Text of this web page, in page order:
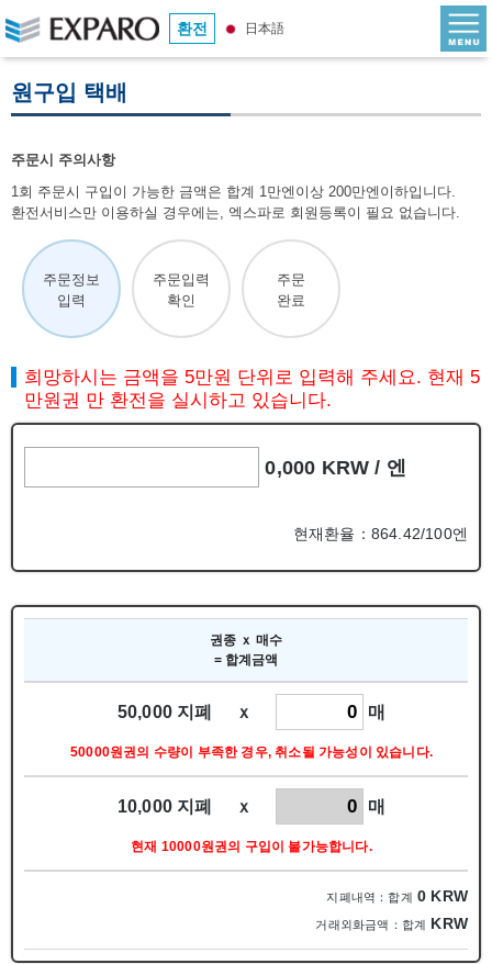
환전 日本語
원구입 택배
주문시 주의사항
1회 주문시 구입이 가능한 금액은 합계 1만엔이상 200만엔이하입니다.
환전서비스만 이용하실 경우에는, 엑스파로 회원등록이 필요 없습니다.
주문정보
입력
주문입력
확인
주문
완료
희망하시는 금액을 5만원 단위로 입력해 주세요. 현재 5
만원권 만 환전을 실시하고 있습니다.
0,000 KRW / 엔
현재환율：864.42/100엔
권종 ｘ 매수
= 합계금액
50,000 지폐 ｘ 매
50000원권의 수량이 부족한 경우, 취소될 가능성이 있습니다.
10,000 지폐 ｘ 매
현재 10000원권의 구입이 불가능합니다.
지폐내역：합계 0 KRW
거래외화금액：합계 KRW